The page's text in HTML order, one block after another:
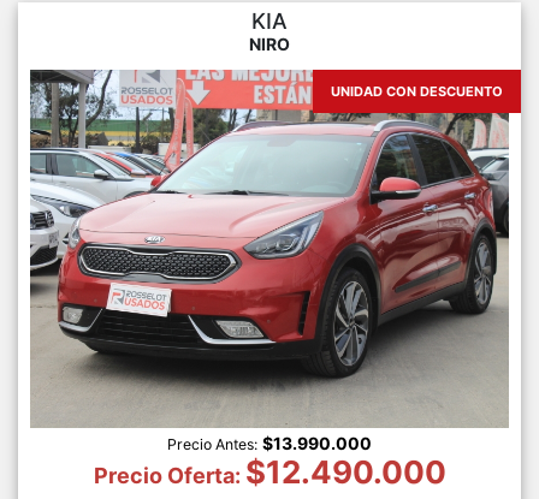
KIA
NIRO
UNIDAD CON DESCUENTO
Precio Antes: $13.990.000
Precio Oferta: $12.490.000